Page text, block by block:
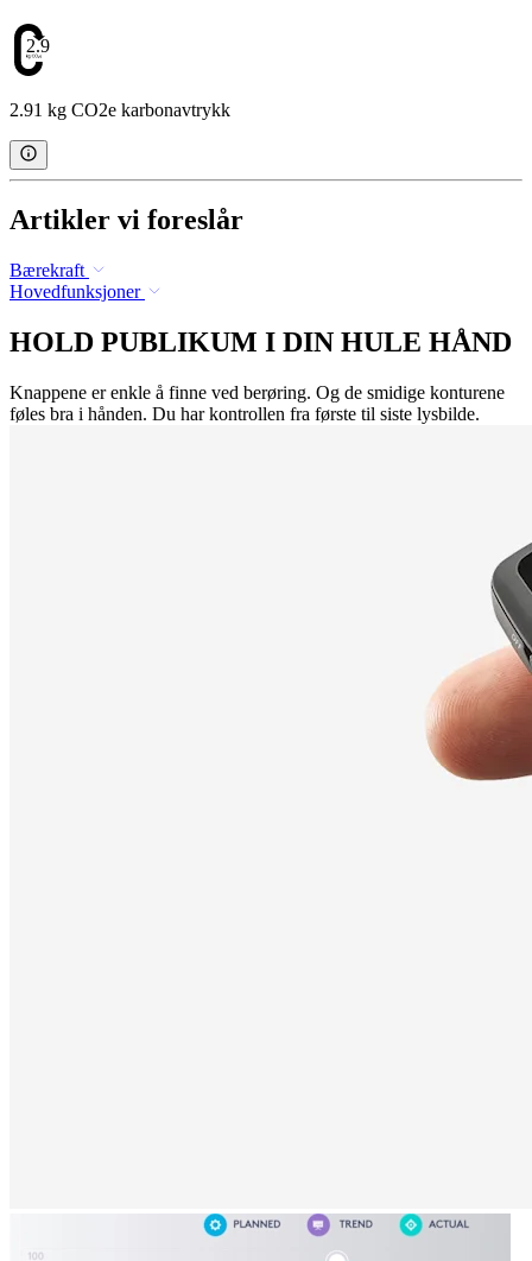
2.91
2.91 kg CO2e karbonavtrykk
Artikler vi foreslår
Bærekraft
Hovedfunksjoner
HOLD PUBLIKUM I DIN HULE HÅND
Knappene er enkle å finne ved berøring. Og de smidige konturene
føles bra i hånden. Du har kontrollen fra første til siste lysbilde.